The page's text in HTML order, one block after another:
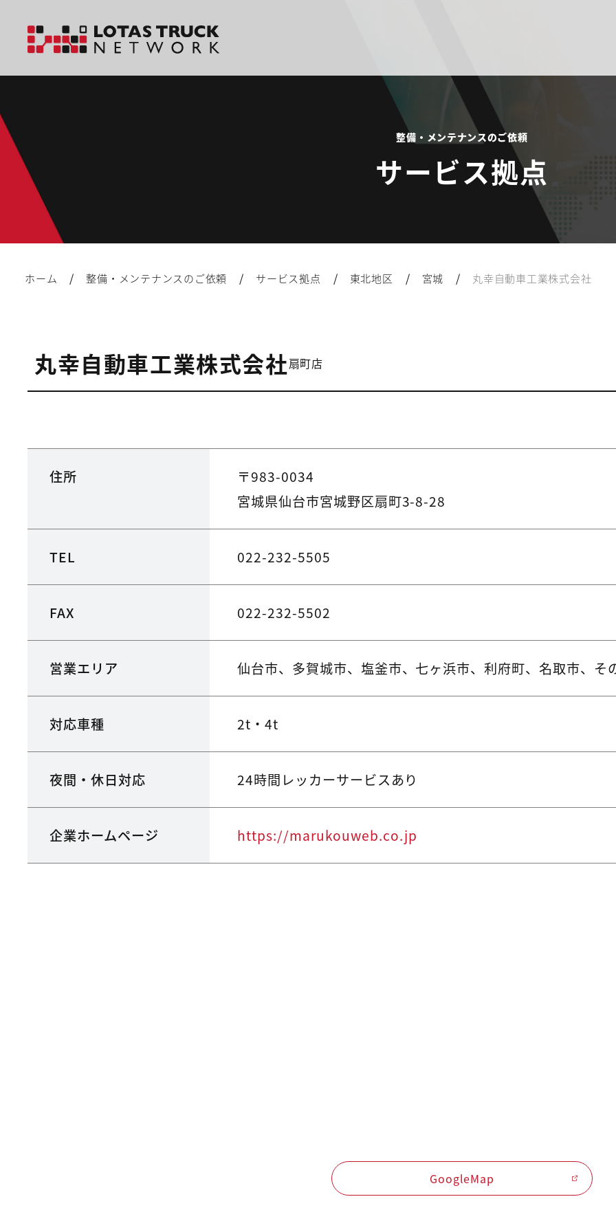
整備・メンテナンスのご依頼
サービス拠点
ホーム / 整備・メンテナンスのご依頼 / サービス拠点 / 東北地区 / 宮城 / 丸幸自動車工業株式会社
丸幸自動車工業株式会社扇町店
住所
〒983-0034
宮城県仙台市宮城野区扇町3-8-28
TEL 022-232-5505
FAX 022-232-5502
営業エリア 仙台市、多賀城市、塩釜市、七ヶ浜市、利府町、名取市、そ
対応車種 2t・4t
夜間・休日対応 24時間レッカーサービスあり
企業ホームページ https://marukouweb.co.jp
GoogleMap